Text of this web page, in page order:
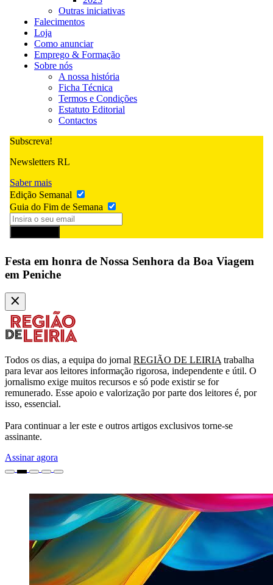
Outras iniciativas
Falecimentos
Loja
Como anunciar
Emprego & Formação
Sobre nós
A nossa história
Ficha Técnica
Termos e Condições
Estatuto Editorial
Contactos
Subscreva!
Newsletters RL
Saber mais
Edição Semanal
Guia do Fim de Semana
Festa em honra de Nossa Senhora da Boa Viagem
em Peniche
Todos os dias, a equipa do jornal REGIÃO DE LEIRIA trabalha
para levar aos leitores informação rigorosa, independente e útil. O
jornalismo exige muitos recursos e só pode existir se for
remunerado. Esse apoio e valorização por parte dos leitores é, por
isso, essencial.
Para continuar a ler este e outros artigos exclusivos torne-se
assinante.
Assinar agora